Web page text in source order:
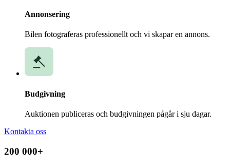
Annonsering
Bilen fotograferas professionellt och vi skapar en annons.
Budgivning
Auktionen publiceras och budgivningen pågår i sju dagar.
Kontakta oss
200 000+